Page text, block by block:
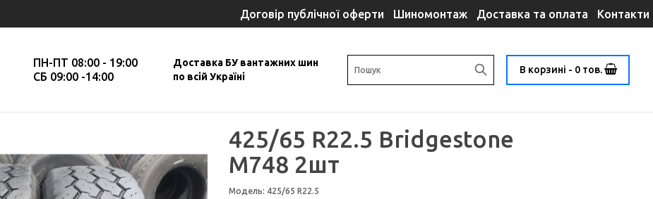
Договір публічної оферти Шиномонтаж Доставка та оплата Контакти
ПН-ПТ 08:00 - 19:00
СБ 09:00 -14:00
Доставка БУ вантажних шин
по всій Україні
В корзині - 0 тов.
425/65 R22.5 Bridgestone
M748 2шт
Модель: 425/65 R22.5